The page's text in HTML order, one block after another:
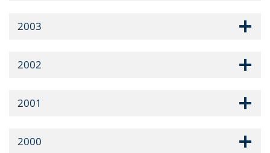
2003
2002
2001
2000